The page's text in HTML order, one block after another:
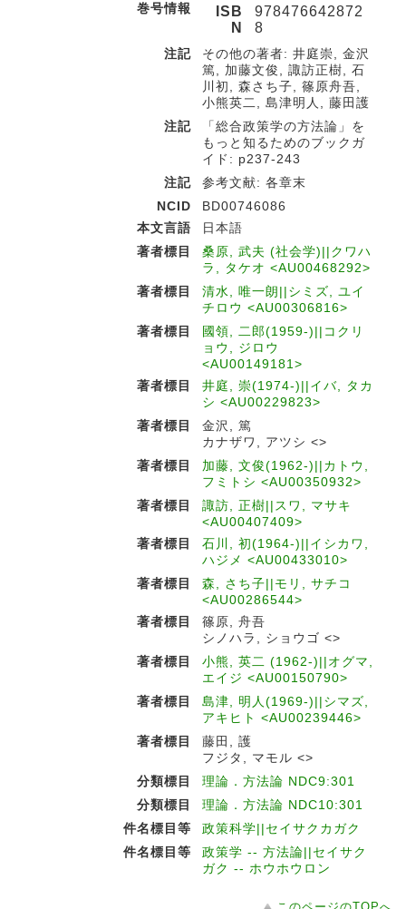
巻号情報
ISB
N
978476642872
8
注記
その他の著者: 井庭崇, 金沢
篤, 加藤文俊, 諏訪正樹, 石
川初, 森さち子, 篠原舟吾,
小熊英二, 島津明人, 藤田護
注記
「総合政策学の方法論」を
もっと知るためのブックガ
イド: p237-243
注記
参考文献: 各章末
NCID
BD00746086
本文言語
日本語
著者標目
桑原, 武夫 (社会学)||クワハ
ラ, タケオ <AU00468292>
著者標目
清水, 唯一朗||シミズ, ユイ
チロウ <AU00306816>
著者標目
國領, 二郎(1959-)||コクリ
ョウ, ジロウ
<AU00149181>
著者標目
井庭, 崇(1974-)||イバ, タカ
シ <AU00229823>
著者標目
金沢, 篤
カナザワ, アツシ <>
著者標目
加藤, 文俊(1962-)||カトウ,
フミトシ <AU00350932>
著者標目
諏訪, 正樹||スワ, マサキ
<AU00407409>
著者標目
石川, 初(1964-)||イシカワ,
ハジメ <AU00433010>
著者標目
森, さち子||モリ, サチコ
<AU00286544>
著者標目
篠原, 舟吾
シノハラ, ショウゴ <>
著者標目
小熊, 英二 (1962-)||オグマ,
エイジ <AU00150790>
著者標目
島津, 明人(1969-)||シマズ,
アキヒト <AU00239446>
著者標目
藤田, 護
フジタ, マモル <>
分類標目
理論．方法論 NDC9:301
分類標目
理論．方法論 NDC10:301
件名標目等
政策科学||セイサクカガク
件名標目等
政策学 -- 方法論||セイサク
ガク -- ホウホウロン